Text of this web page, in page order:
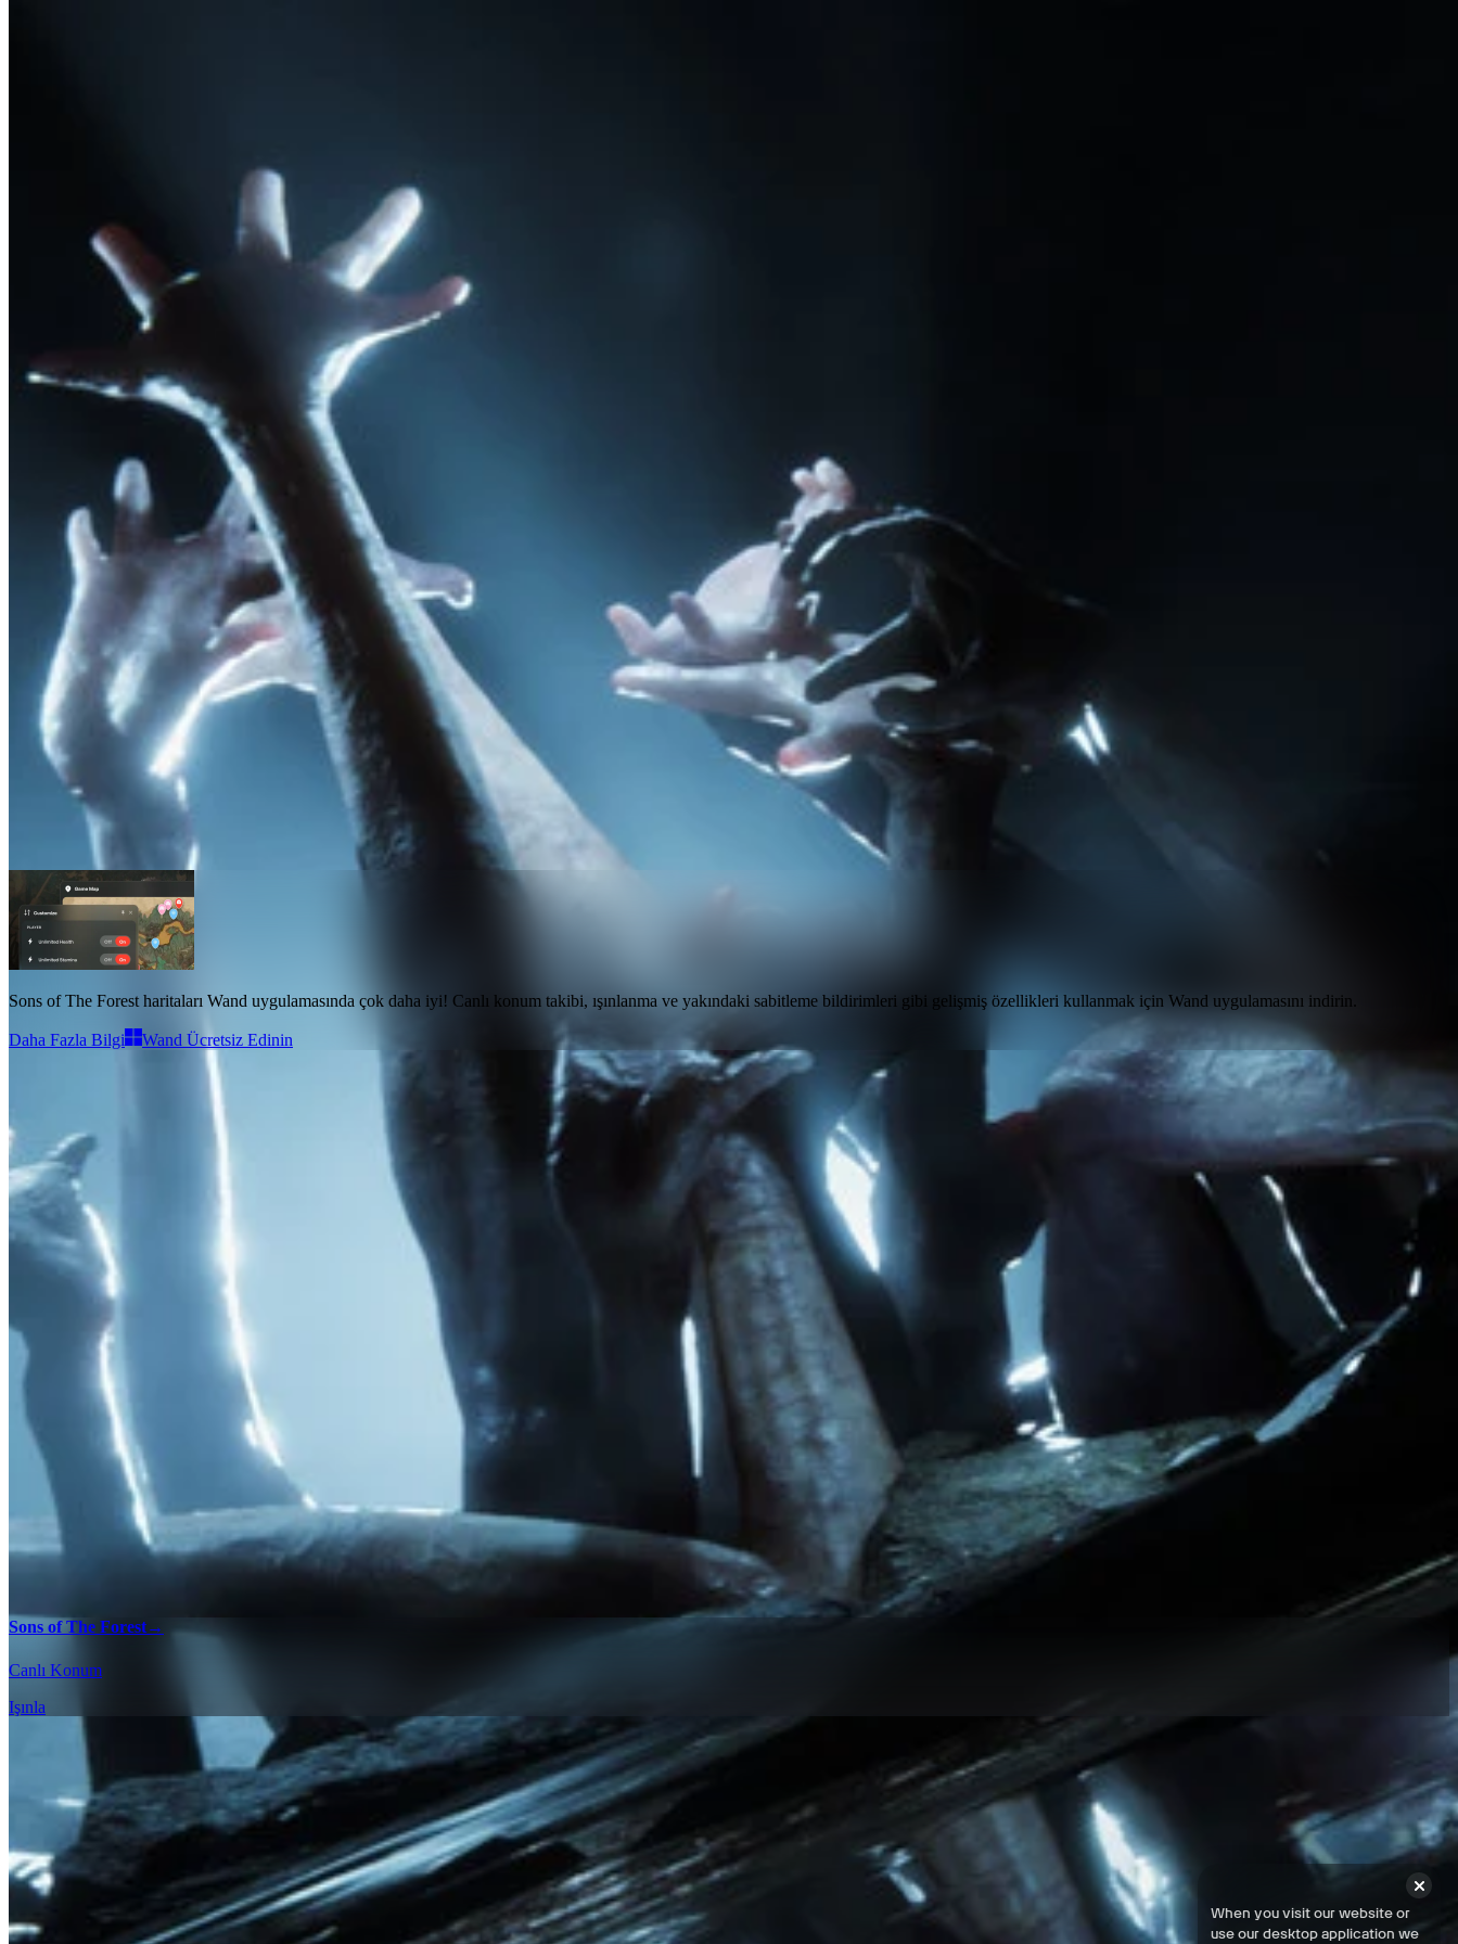
Nasıl Çalışır?Oyun Listesi Haritalı Oyunlar Oyun AraçlarıHaberler
İndir
← Tüm Wand haritalarına geri dön
Sons of The Forest Haritalar
Haritalar
Gelişmiş Özellikler
Canlı Konum
Sons of The Forest haritaları Wand uygulamasında çok daha iyi! Canlı konum takibi, ışınlanma ve yakındaki sabitleme bildirimleri gibi gelişmiş özellikleri kullanmak için Wand uygulamasını indirin.
Daha Fazla Bilgi Wand Ücretsiz Edinin
Sons of The Forest→
Canlı Konum
Işınla
%100 Kontrol Listeleri
Etkileşimli harita kontrol listemiz ile Sons of The Forest oyunundaki her koleksiyonu ve karşılaşmayı bulun ve tüm bölgelerde %100 tamamlama elde edin.
When you visit our website or
use our desktop application we